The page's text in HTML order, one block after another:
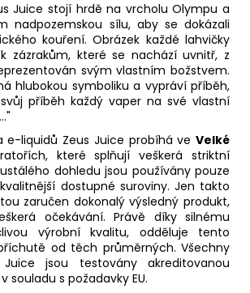
Juice stojí hrdě na vrcholu Olympu a
nadpozemskou sílu, aby se dokázali
kouření. Obrázek každé lahvičky
zázrakům, které se nachází uvnitř, z
svým vlastním božstvem.
hlubokou symboliku a vypráví příběh,
příběh každý vaper na své vlastní
e-liquidů Zeus Juice probíhá ve Velké
které splňují veškerá striktní
dohledu jsou používány pouze
dostupné suroviny. Jen takto
zaručen dokonalý výsledný produkt,
očekávání. Právě díky silnému
výrobní kvalitu, odděluje tento
od těch průměrných. Všechny
jsou testovány akreditovanou
souladu s požadavky EU.